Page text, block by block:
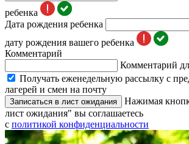
ребенка
Дата рождения ребенка
дату рождения вашего ребенка
Комментарий
Комментарий
Получать еженедельную рассылку с
лагерей и смен на почту
Записаться в лист ожидания
Нажимая
лист ожидания" вы соглашаетесь
с политикой конфиденциальности